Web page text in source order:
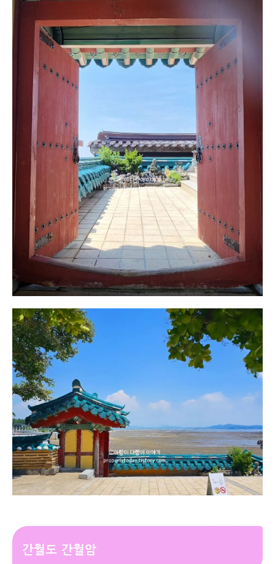
간월도 간월암